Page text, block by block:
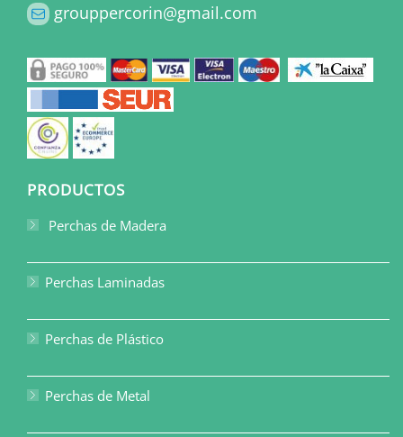
grouppercorin@gmail.com
PRODUCTOS
Perchas de Madera
Perchas Laminadas
Perchas de Plástico
Perchas de Metal